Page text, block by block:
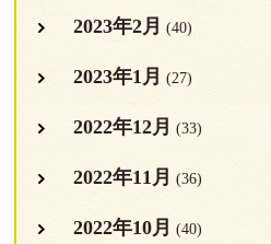
2023年2月 (40)
2023年1月 (27)
2022年12月 (33)
2022年11月 (36)
2022年10月 (40)